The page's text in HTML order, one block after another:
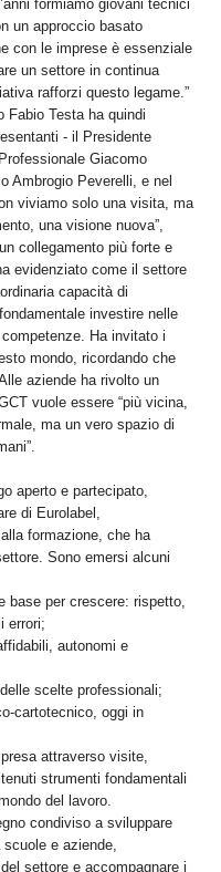
formiamo giovani tecnici
un approccio basato
con le imprese è essenziale
un settore in continua
rafforzi questo legame.”
Fabio Testa ha quindi
- il Presidente
Giacomo
Ambrogio Peverelli, e nel
viviamo solo una visita, ma
una visione nuova”,
collegamento più forte e
evidenziato come il settore
capacità di
investire nelle
Ha invitato i
mondo, ricordando che
aziende ha rivolto un
vuole essere “più vicina,
ma un vero spazio di
aperto e partecipato,
di Eurolabel,
formazione, che ha
Sono emersi alcuni
base per crescere: rispetto,
errori;
autonomi e
scelte professionali;
cartotecnico, oggi in
attraverso visite,
strumenti fondamentali
del lavoro.
condiviso a sviluppare
e aziende,
settore e accompagnare i